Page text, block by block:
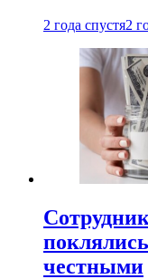
2 года спустя2
честными